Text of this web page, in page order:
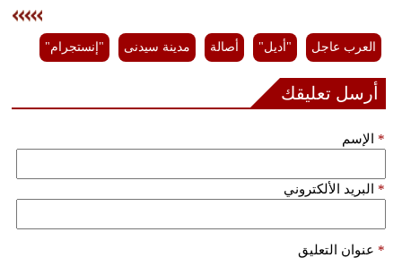
فيديو
سيارات
العرب عاجل "أديل" أصالة مدينة سيدنى "إنستجرام"
أرسل تعليقك
الإسم *
البريد الألكتروني *
عنوان التعليق *